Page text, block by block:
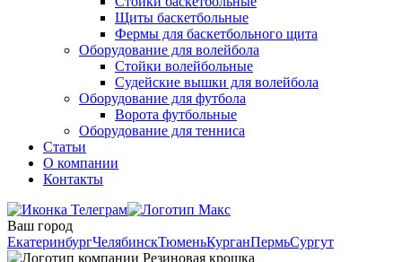
Щиты баскетбольные
Фермы для баскетбольного щита
Оборудование для волейбола
Стойки волейбольные
Судейские вышки для волейбола
Оборудование для футбола
Ворота футбольные
Оборудование для тенниса
Статьи
О компании
Контакты
Ваш город
ЕкатеринбургЧелябинскТюменьКурганПермьСургут